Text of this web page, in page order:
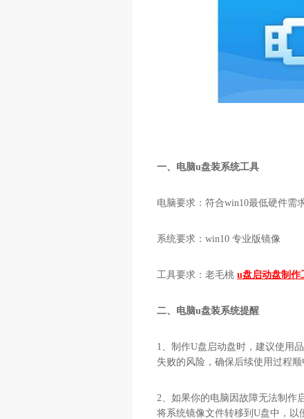
一、电脑u盘装系统工具
电脑要求：符合win10最低硬件需
系统要求：win10 专业版镜像
工具要求：老毛桃 u盘启动盘制作
二、电脑u盘装系统提醒
1、制作U盘启动盘时，建议使用
失败的风险，确保后续使用过程顺
2、如果你的电脑因故障无法制作
将系统镜像文件转移到U盘中，以